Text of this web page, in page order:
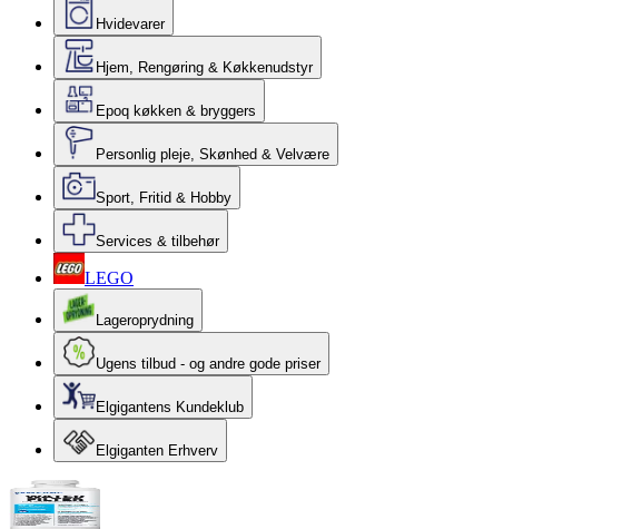
Hvidevarer
Hjem, Rengøring & Køkkenudstyr
Epoq køkken & bryggers
Personlig pleje, Skønhed & Velvære
Sport, Fritid & Hobby
Services & tilbehør
LEGO
Lageroprydning
Ugens tilbud - og andre gode priser
Elgigantens Kundeklub
Elgiganten Erhverv